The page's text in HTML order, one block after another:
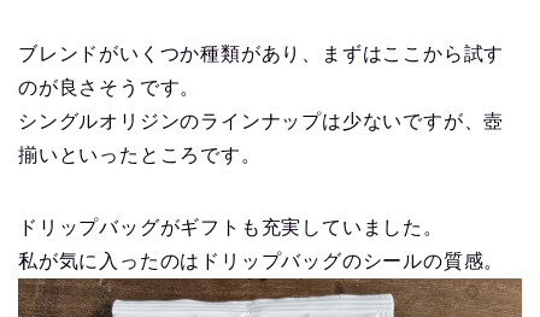
ブレンドがいくつか種類があり、まずはここから試す
のが良さそうです。
シングルオリジンのラインナップは少ないですが、壺
揃いといったところです。
ドリップバッグがギフトも充実していました。
私が気に入ったのはドリップバッグのシールの質感。